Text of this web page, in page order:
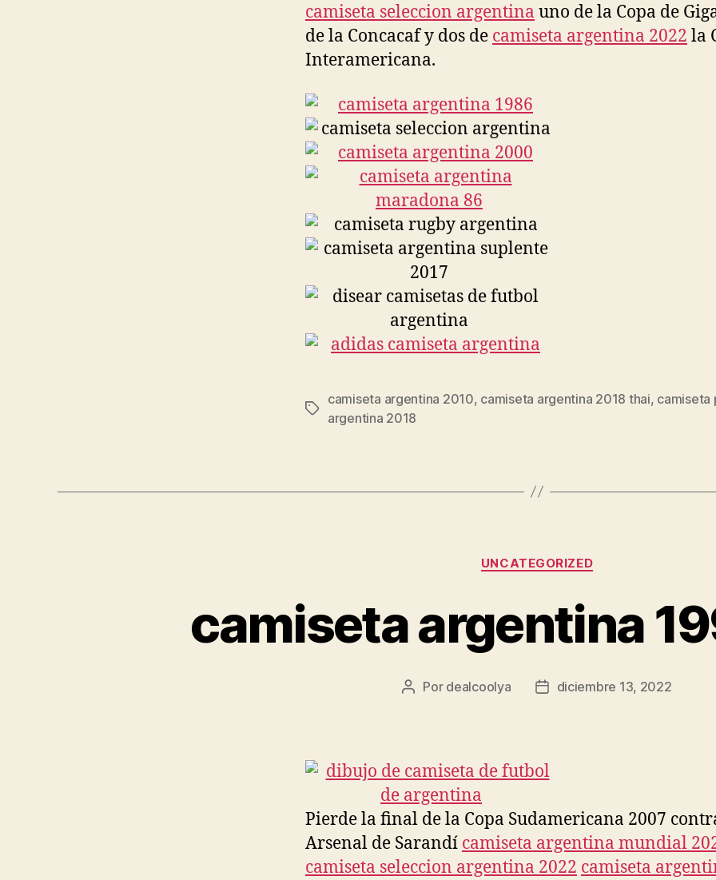
camiseta seleccion argentina uno de la Copa de
de la Concacaf y dos de camiseta argentina 2022 la
Interamericana.
Etiquetas
camiseta argentina 2010, camiseta argentina 2018 thai, camiseta
argentina 2018
Categorías
UNCATEGORIZED
camiseta argentina
Autor
Por dealcoolya
Fechadiciembre 13, 2022
Pierde la final de la Copa Sudamericana 2007
Arsenal de Sarandí camiseta argentina mundial
camiseta seleccion argentina 2022 camiseta